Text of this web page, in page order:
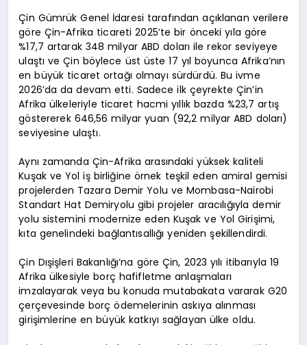
Çin Gümrük Genel İdaresi tarafından açıklanan verilere
göre Çin-Afrika ticareti 2025’te bir önceki yıla göre
%17,7 artarak 348 milyar ABD doları ile rekor seviyeye
ulaştı ve Çin böylece üst üste 17 yıl boyunca Afrika’nın
en büyük ticaret ortağı olmayı sürdürdü. Bu ivme
2026’da da devam etti. Sadece ilk çeyrekte Çin’in
Afrika ülkeleriyle ticaret hacmi yıllık bazda %23,7 artış
göstererek 646,56 milyar yuan (92,2 milyar ABD doları)
seviyesine ulaştı.
Aynı zamanda Çin-Afrika arasındaki yüksek kaliteli
Kuşak ve Yol iş birliğine örnek teşkil eden amiral gemisi
projelerden Tazara Demir Yolu ve Mombasa-Nairobi
Standart Hat Demiryolu gibi projeler aracılığıyla demir
yolu sistemini modernize eden Kuşak ve Yol Girişimi,
kıta genelindeki bağlantısallığı yeniden şekillendirdi.
Çin Dışişleri Bakanlığı’na göre Çin, 2023 yılı itibarıyla 19
Afrika ülkesiyle borç hafifletme anlaşmaları
imzalayarak veya bu konuda mutabakata vararak G20
çerçevesinde borç ödemelerinin askıya alınması
girişimlerine en büyük katkıyı sağlayan ülke oldu.